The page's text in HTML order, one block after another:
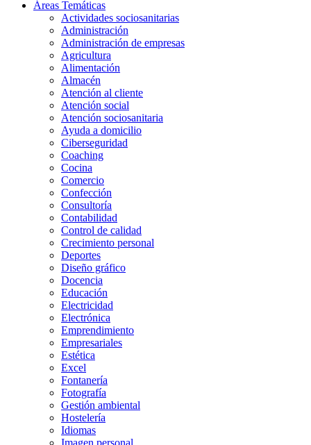
Áreas Temáticas
Actividades sociosanitarias
Administración
Administración de empresas
Agricultura
Alimentación
Almacén
Atención al cliente
Atención social
Atención sociosanitaria
Ayuda a domicilio
Ciberseguridad
Coaching
Cocina
Comercio
Confección
Consultoría
Contabilidad
Control de calidad
Crecimiento personal
Deportes
Diseño gráfico
Docencia
Educación
Electricidad
Electrónica
Emprendimiento
Empresariales
Estética
Excel
Fontanería
Fotografía
Gestión ambiental
Hostelería
Idiomas
Imagen personal